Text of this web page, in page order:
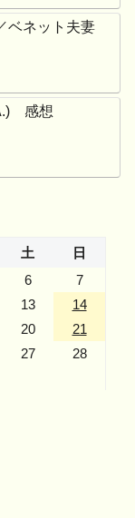
ネット夫妻
感想
土
日
6
7
13
14
20
21
27
28